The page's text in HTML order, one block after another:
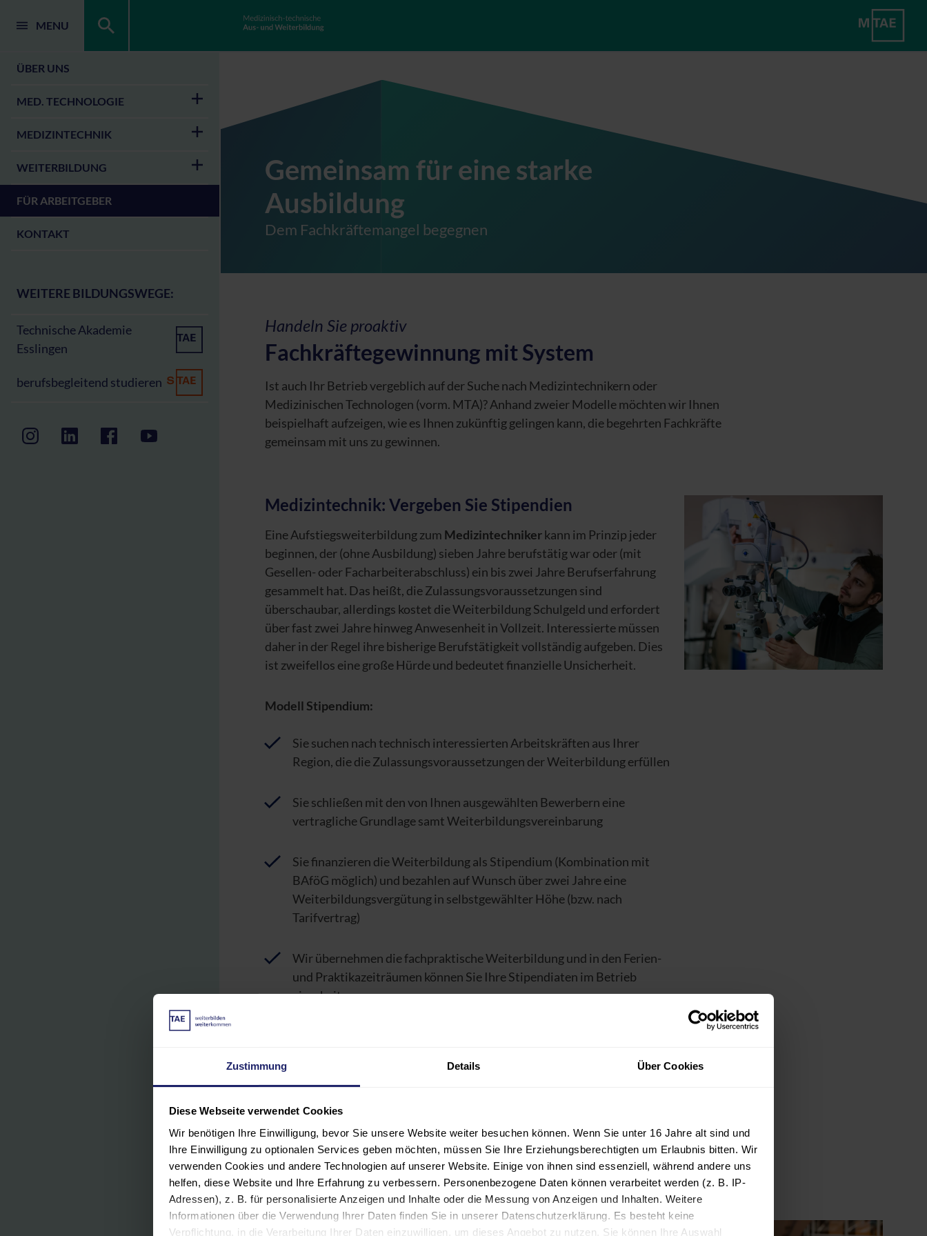
Zustimmung Details Über Cookies
Diese Webseite verwendet Cookies
Wir benötigen Ihre Einwilligung, bevor Sie unsere Website weiter besuchen können. Wenn Sie unter 16 Jahre alt sind und
Ihre Einwilligung zu optionalen Services geben möchten, müssen Sie Ihre Erziehungsberechtigten um Erlaubnis bitten. Wir
verwenden Cookies und andere Technologien auf unserer Website. Einige von ihnen sind essenziell, während andere uns
helfen, diese Website und Ihre Erfahrung zu verbessern. Personenbezogene Daten können verarbeitet werden (z. B. IP-
Adressen), z. B. für personalisierte Anzeigen und Inhalte oder die Messung von Anzeigen und Inhalten. Weitere
Informationen über die Verwendung Ihrer Daten finden Sie in unserer Datenschutzerklärung. Es besteht keine
Verpflichtung, in die Verarbeitung Ihrer Daten einzuwilligen, um dieses Angebot zu nutzen. Sie können Ihre Auswahl
MENU
ÜBER UNS
MED. TECHNOLOGIE
MEDIZINTECHNIK
WEITERBILDUNG
FÜR ARBEITGEBER
KONTAKT
WEITERE BILDUNGSWEGE:
Technische Akademie
Esslingen
berufsbegleitend studieren
Gemeinsam für eine starke
Ausbildung
Dem Fachkräftemangel begegnen
Handeln Sie proaktiv
Fachkräftegewinnung mit System
Ist auch Ihr Betrieb vergeblich auf der Suche nach Medizintechnikern oder
Medizinischen Technologen (vorm. MTA)? Anhand zweier Modelle möchten wir Ihnen
beispielhaft aufzeigen, wie es Ihnen zukünftig gelingen kann, die begehrten Fachkräfte
gemeinsam mit uns zu gewinnen.
Medizintechnik: Vergeben Sie Stipendien
Eine Aufstiegsweiterbildung zum Medizintechnikerkann im Prinzip jeder
beginnen, der (ohne Ausbildung) sieben Jahre berufstätig war oder (mit
Gesellen- oder Facharbeiterabschluss) ein bis zwei Jahre Berufserfahrung
gesammelt hat. Das heißt, die Zulassungsvoraussetzungen sind
überschaubar, allerdings kostet die Weiterbildung Schulgeld und erfordert
über fast zwei Jahre hinweg Anwesenheit in Vollzeit. Interessierte müssen
daher in der Regel ihre bisherige Berufstätigkeit vollständig aufgeben. Dies
ist zweifellos eine große Hürde und bedeutet finanzielle Unsicherheit.
Modell Stipendium:
Sie suchen nach technisch interessierten Arbeitskräften aus Ihrer
Region, die die Zulassungsvoraussetzungen der Weiterbildung erfüllen
Sie schließen mit den von Ihnen ausgewählten Bewerbern eine
vertragliche Grundlage samt Weiterbildungsvereinbarung
Sie finanzieren die Weiterbildung als Stipendium (Kombination mit
BAföG möglich) und bezahlen auf Wunsch über zwei Jahre eine
Weiterbildungsvergütung in selbstgewählter Höhe (bzw. nach
Tarifvertrag)
Wir übernehmen die fachpraktische Weiterbildung und in den Ferien-
und Praktikazeiträumen können Sie Ihre Stipendiaten im Betrieb
einarbeiten
Zeitraum an Ihr Unternehmen gebunden
Ergebnis: Win-Win!
Stipendiaten erhalten eine völlig neue, attraktive Berufsperspektive,
verbunden mit einem gesicherten Jobeinstieg, bei gleichzeitig deutlich
reduzierter finanzieller Unsicherheit während der Weiterbildungsphase.
Medizinsche Technologie: Bilden Sie selbst aus